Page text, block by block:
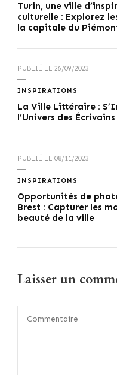
Turin, une ville
culturelle : Explorez
la capitale du
PUBLIÉ LE 26/09/2023
INSPIRATIONS
La Ville Littéraire :
l’Univers des
PUBLIÉ LE 08/11/2023
INSPIRATIONS
Opportunités de
Brest : Capturer les
beauté de la ville
Laisser un